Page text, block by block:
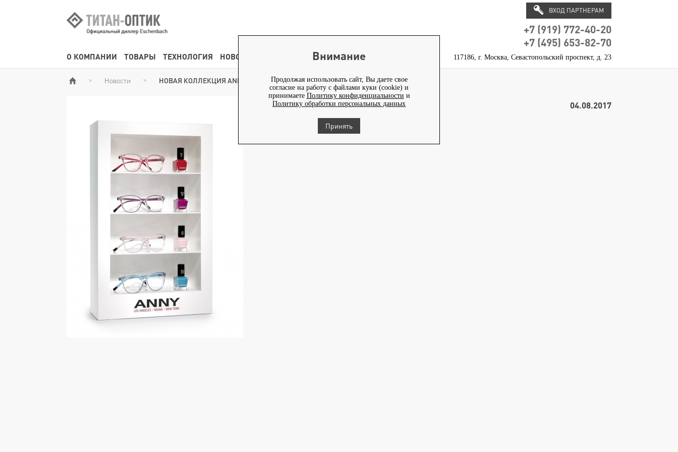
Внимание
Продолжая использовать сайт, Вы даете свое
согласие на работу с файлами куки (cookie) и
принимаете Политику конфиденциальности и
Политику обработки персональных данных
Принять
ВХОД ПАРТНЕРАМ
+7 (919) 772-40-20
+7 (495) 653-82-70
О КОМПАНИИ ТОВАРЫ ТЕХНОЛОГИЯ НОВОСТИ 117186, г. Москва, Севастопольский проспект, д. 23
> Новости > НОВАЯ КОЛЛЕКЦИЯ ANNY
Новая коллекция ANNY 04.08.2017